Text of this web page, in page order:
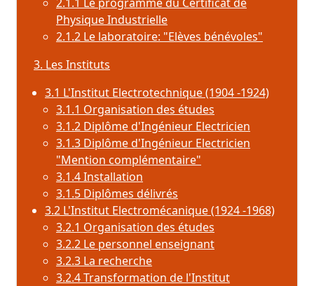
Physique Industrielle
2.1.2 Le laboratoire: "Elèves bénévoles"
3. Les Instituts
3.1 L'Institut Electrotechnique (1904 -1924)
3.1.1 Organisation des études
3.1.2 Diplôme d'Ingénieur Electricien
3.1.3 Diplôme d'Ingénieur Electricien
"Mention complémentaire"
3.1.4 Installation
3.1.5 Diplômes délivrés
3.2 L'Institut Electromécanique (1924 -1968)
3.2.1 Organisation des études
3.2.2 Le personnel enseignant
3.2.3 La recherche
3.2.4 Transformation de l'Institut